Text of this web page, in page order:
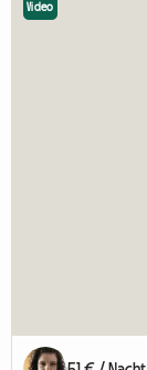
Video